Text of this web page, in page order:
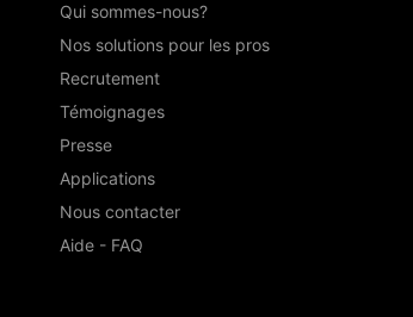
Qui sommes-nous?
Nos solutions pour les pros
Recrutement
Témoignages
Presse
Applications
Nous contacter
Aide - FAQ